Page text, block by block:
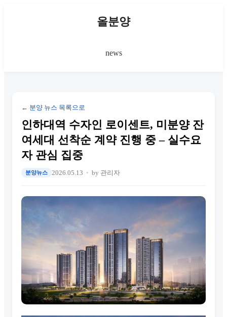
올분양
news
← 분양 뉴스 목록으로
인하대역 수자인 로이센트, 미분양 잔
여세대 선착순 계약 진행 중 – 실수요
자 관심 집중
분양뉴스 2026.05.13 by 관리자